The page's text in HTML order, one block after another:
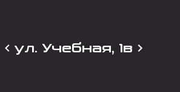
ул. Учебная, 1в